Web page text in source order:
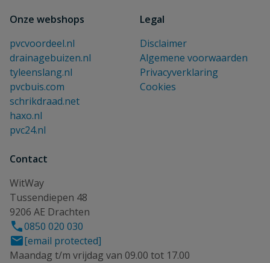
Onze webshops
pvcvoordeel.nl
drainagebuizen.nl
tyleenslang.nl
pvcbuis.com
schrikdraad.net
haxo.nl
pvc24.nl
Legal
Disclaimer
Algemene voorwaarden
Privacyverklaring
Cookies
Contact
WitWay
Tussendiepen 48
9206 AE Drachten
0850 020 030
[email protected]
Maandag t/m vrijdag van 09.00 tot 17.00